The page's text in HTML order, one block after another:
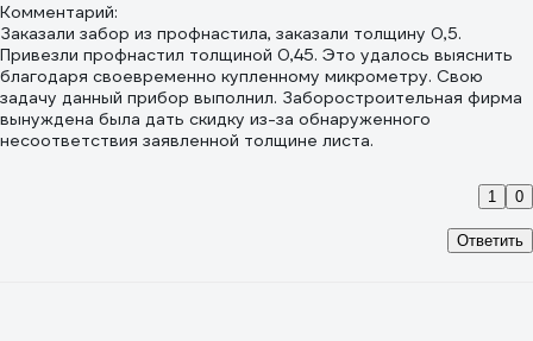
Комментарий:
Заказали забор из профнастила, заказали толщину 0,5.
Привезли профнастил толщиной 0,45. Это удалось выяснить
благодаря своевременно купленному микрометру. Свою
задачу данный прибор выполнил. Заборостроительная фирма
вынуждена была дать скидку из-за обнаруженного
несоответствия заявленной толщине листа.
Ответить
1 0